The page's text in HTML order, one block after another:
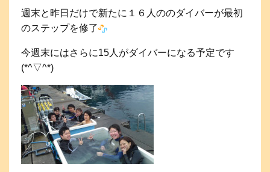
週末と昨日だけで新たに１６人ののダイバーが最初
のステップを修了
今週末にはさらに15人がダイバーになる予定です
(*^▽^*)